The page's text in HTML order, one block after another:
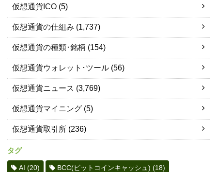
仮想通貨ICO (5)
仮想通貨の仕組み (1,737)
仮想通貨の種類･銘柄 (154)
仮想通貨ウォレット･ツール (56)
仮想通貨ニュース (3,769)
仮想通貨マイニング (5)
仮想通貨取引所 (236)
タグ
AI (20) BCC(ビットコインキャッシュ) (18)